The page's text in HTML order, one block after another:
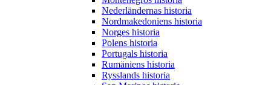
Nederländernas historia
Nordmakedoniens historia
Norges historia
Polens historia
Portugals historia
Rumäniens historia
Rysslands historia